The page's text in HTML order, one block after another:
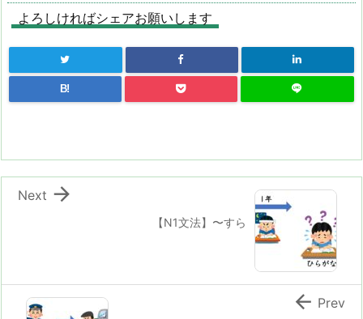
よろしければシェアお願いします
B!
【N1文法】〜すら

Next
 Prev